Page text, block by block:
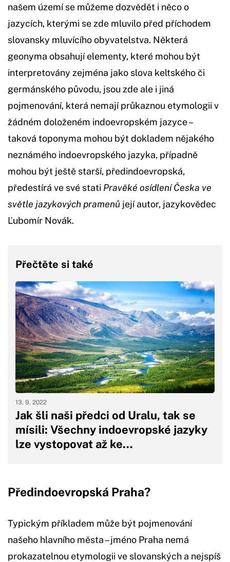
našem území se můžeme dozvědět i něco o
jazycích, kterými se zde mluvilo před příchodem
slovansky mluvícího obyvatelstva. Některá
geonyma obsahují elementy, které mohou být
interpretovány zejména jako slova keltského či
germánského původu, jsou zde ale i jiná
pojmenování, která nemají průkaznou etymologii v
žádném doloženém indoevropském jazyce –
taková toponyma mohou být dokladem nějakého
neznámého indoevropského jazyka, případně
mohou být ještě starší, předindoevropská,
předestírá ve své stati Pravěké osídlení Česka ve
světle jazykových pramenů její autor, jazykovědec
Ľubomír Novák.
Přečtěte si také
Jak šli naši předci od Uralu, tak se
mísili: Všechny indoevropské jazyky
lze vystopovat až ke…
13. 9. 2022
Předindoevropská Praha?
Typickým příkladem může být pojmenování
našeho hlavního města – jméno Praha nemá
prokazatelnou etymologii ve slovanských a nejspíš